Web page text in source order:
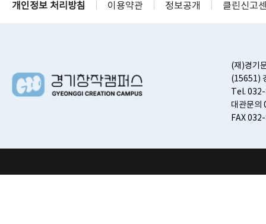
개인정보 처리방침 이용약관 정보공개 클린신고
(재)경기
(15651)
Tel.
대관문
FAX